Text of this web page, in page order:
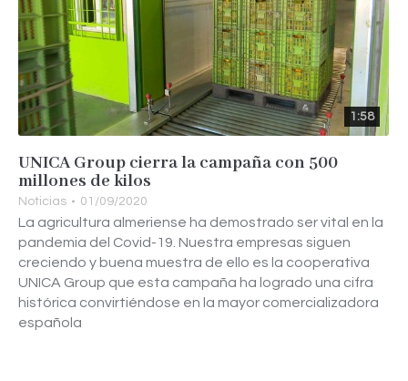
1:58
UNICA Group cierra la campaña con 500
millones de kilos
Noticias 01/09/2020
La agricultura almeriense ha demostrado ser vital en la
pandemia del Covid-19. Nuestra empresas siguen
creciendo y buena muestra de ello es la cooperativa
UNICA Group que esta campaña ha logrado una cifra
histórica convirtiéndose en la mayor comercializadora
española